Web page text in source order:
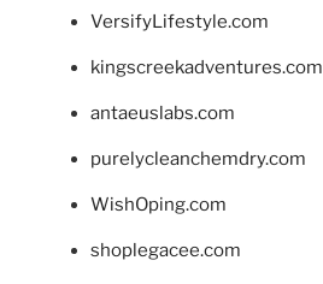
VersifyLifestyle.com
kingscreekadventures.com
antaeuslabs.com
purelycleanchemdry.com
WishOping.com
shoplegacee.com